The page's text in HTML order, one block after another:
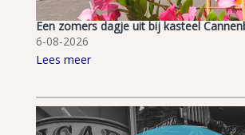
Een zomers dagje uit bij kasteel
6-08-2026
Lees meer